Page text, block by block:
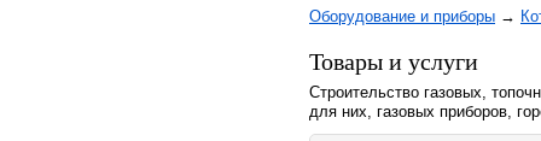
Оборудование и приборы →
Товары и услуги
Строительство газовых,
для них, газовых приборов,